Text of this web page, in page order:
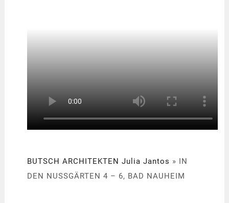
BUTSCH ARCHITEKTEN Julia Jantos » IN
DEN NUSSGÄRTEN 4 – 6, BAD NAUHEIM